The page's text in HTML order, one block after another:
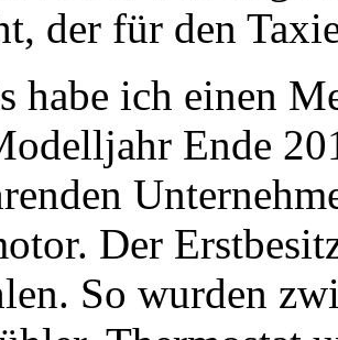
der für den
habe ich einen
Ende
Der
So wurden